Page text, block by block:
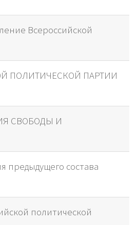
Всероссийской
ПОЛИТИЧЕСКОЙ ПАРТИИ
СВОБОДЫ И
предыдущего состава
политической